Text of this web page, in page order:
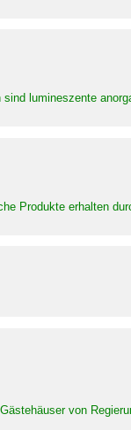
lumineszente
Produkte erhalten
von